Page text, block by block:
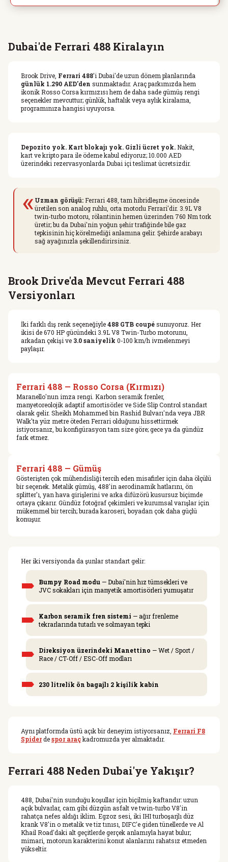
Dubai'de Ferrari 488 Kiralayın
Brook Drive, Ferrari 488'i Dubai'de uzun dönem planlarında
günlük 1.290 AED'den sunmaktadır. Araç parkımızda hem
ikonik Rosso Corsa kırmızısı hem de daha sade gümüş rengi
seçenekler mevcuttur; günlük, haftalık veya aylık kiralama,
programınıza hangisi uyuyorsa.
Depozito yok. Kart blokajı yok. Gizli ücret yok. Nakit,
kart ve kripto para ile ödeme kabul ediyoruz; 10.000 AED
üzerindeki rezervasyonlarda Dubai içi teslimat ücretsizdir.
« Uzman görüşü:Ferrari 488, tam hibridleşme öncesinde
üretilen son analog ruhlu, orta motorlu Ferrari'dir. 3.9L V8
twin-turbo motoru, rölantinin hemen üzerinden 760 Nm tork
üretir; bu da Dubai'nin yoğun şehir trafiğinde bile gaz
tepkisinin hiç körelmediği anlamına gelir. Şehirde arabayı
sağ ayağınızla şekillendirirsiniz.
Brook Drive'da Mevcut Ferrari 488
Versiyonları
İki farklı dış renk seçeneğiyle488 GTB coupésunuyoruz. Her
ikisi de 670 HP gücündeki 3.9L V8 Twin-Turbo motorunu,
arkadan çekişi ve 3.0 saniyelik 0-100 km/h ivmelenmeyi
paylaşır.
Ferrari 488 — Rosso Corsa (Kırmızı)
Maranello'nun imza rengi. Karbon seramik frenler,
manyetoreolojik adaptif amortisörler ve Side Slip Control standart
olarak gelir. Sheikh Mohammed bin Rashid Bulvarı'nda veya JBR
Walk'ta yüz metre öteden Ferrari olduğunu hissettirmek
istiyorsanız, bu konfigürasyon tam size göre; gece ya da gündüz
fark etmez.
Ferrari 488 — Gümüş
Gösterişten çok mühendisliği tercih eden misafirler için daha ölçülü
bir seçenek. Metalik gümüş, 488'in aerodinamik hatlarını, ön
splitter'ı, yan hava girişlerini ve arka difüzörü kusursuz biçimde
ortaya çıkarır. Gündüz fotoğraf çekimleri ve kurumsal varışlar için
mükemmel bir tercih; burada karoseri, boyadan çok daha güçlü
konuşur.
Her iki versiyonda da şunlar standart gelir:
Bumpy Road modu — Dubai'nin hız tümsekleri ve
JVC sokakları için manyetik amortisörleri yumuşatır
Karbon seramik fren sistemi — ağır frenleme
tekrarlarında tutarlı ve solmayan tepki
Direksiyon üzerindeki Manettino — Wet / Sport /
Race / CT-Off / ESC-Off modları
230 litrelik ön bagajlı 2 kişilik kabin
Aynı platformda üstü açık bir deneyim istiyorsanız, Ferrari F8
Spiderdespor araçkadromuzda yer almaktadır.
Ferrari 488 Neden Dubai'ye Yakışır?
488, Dubai'nin sunduğu koşullar için biçilmiş kaftandır: uzun
açık bulvarlar, cam gibi düzgün asfalt ve twin-turbo V8'in
rahatça nefes aldığı iklim. Egzoz sesi, iki IHI turboşarjlı düz
krank V8'in o metalik ve tiz tınısı, DIFC'e giden tünellerde ve Al
Khail Road'daki alt geçitlerde gerçek anlamıyla hayat bulur;
mimari, motorun karakterini konut alanlarını rahatsız etmeden
yükseltir.